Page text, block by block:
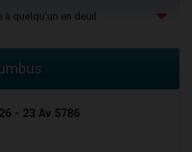
à quelqu'un en deuil
- 23 Av 5786